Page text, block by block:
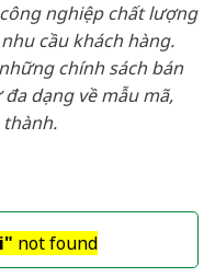
nghiệp chất lượng
cầu khách hàng.
chính sách bán
dạng về mẫu mã,
thành.
not found